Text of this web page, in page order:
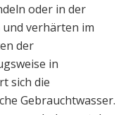
oder in der
und verhärten im
der
in
sich die
Gebrauchtwasser.